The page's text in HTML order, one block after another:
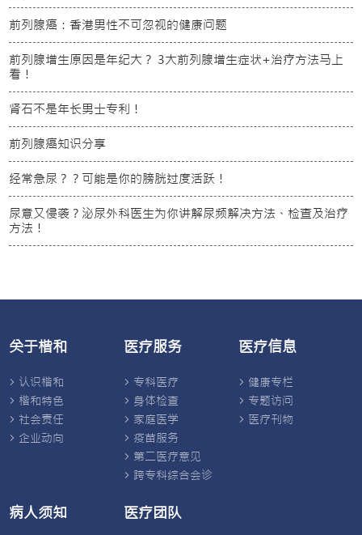
前列腺癌：香港男性不可忽视的健康问题
前列腺增生原因是年纪大？ 3大前列腺增生症状+治疗方法马上
看！
肾石不是年长男士专利！
前列腺癌知识分享
经常急尿？？可能是你的膀胱过度活跃！
尿意又侵袭？泌尿外科医生为你讲解尿频解决方法、检查及治疗
方法！
关于楷和
认识楷和
楷和特色
社会责任
企业动向
医疗服务
专科医疗
身体检查
家庭医学
疫苗服务
第二医疗意见
跨专科综合会诊
医疗信息
健康专栏
专题访问
医疗刊物
病人须知 医疗团队